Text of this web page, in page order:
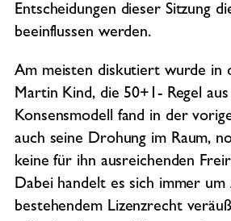
Entscheidungen dieser Sitzung
beeinflussen werden.
Am meisten diskutiert wurde in
Martin Kind, die 50+1- Regel
Konsensmodell fand in der
auch seine Drohung im Raum,
keine für ihn ausreichenden
Dabei handelt es sich immer
bestehendem Lizenzrecht